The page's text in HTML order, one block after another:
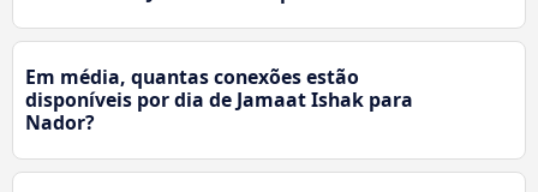
Em média, quantas conexões estão
disponíveis por dia de Jamaat Ishak para
Nador?